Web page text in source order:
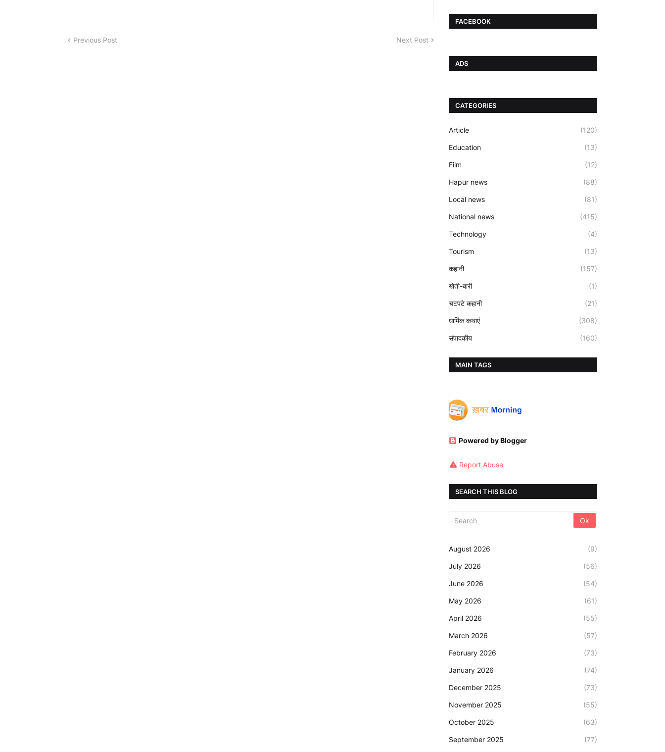
Previous Post Next Post
FACEBOOK
ADS
CATEGORIES
Article (120)
Education (13)
Film (12)
Hapur news (88)
Local news (81)
National news (415)
Technology (4)
Tourism (13)
कहानी (157)
खेती-बारी (1)
चटपटे कहानी (21)
धार्मिक कथाएं (308)
संपादकीय (160)
MAIN TAGS
Powered by Blogger
Report Abuse
SEARCH THIS BLOG
August 2026 (9)
July 2026 (56)
June 2026 (54)
May 2026 (61)
April 2026 (55)
March 2026 (57)
February 2026 (73)
January 2026 (74)
December 2025 (73)
November 2025 (55)
October 2025 (63)
September 2025 (77)